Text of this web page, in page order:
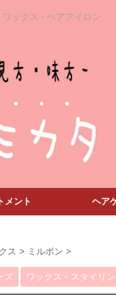
ックス・ヘアアイロン
メント ヘア
ス > ミルボン >
ズ ワックス・スタイリ